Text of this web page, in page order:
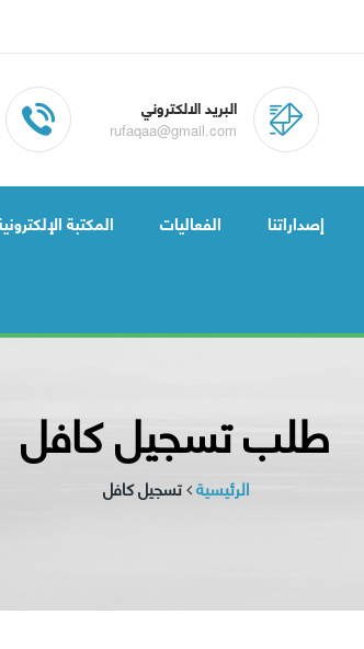
البريد الالكتروني
rufaqaa@gmail.com
إصداراتنا الفعاليات المكتبة
طلب تسجيل كافل
الرئيسية تسجيل كافل